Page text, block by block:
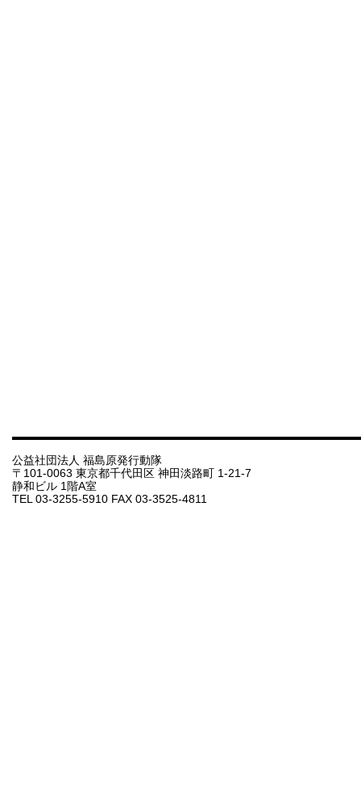
公益社団法人 福島原発行動隊
〒101-0063 東京都千代田区 神田淡路町 1-21-7
静和ビル 1階A室
TEL 03-3255-5910 FAX 03-3525-4811